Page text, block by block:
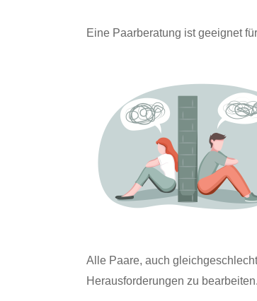
Eine Paarberatung ist geeignet
Alle Paare, auch
Herausforderungen zu bearbeiten.